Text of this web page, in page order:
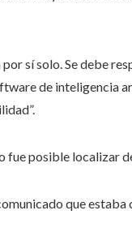
sí solo. Se debe
de inteligencia
fue posible localizar
que